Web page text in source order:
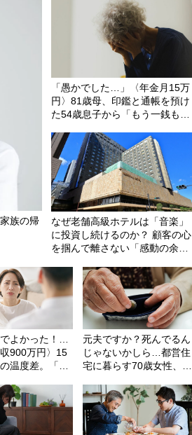
族の帰
「愚かでした…」〈年金月15万
円〉81歳母、印鑑と通帳を預け
た54歳息子から「もう一銭もな
なぜ老舗高級ホテルは「音楽」
に投資し続けるのか？ 顧客の心
を掴んで離さない「感動の余
よかった！…
収900万円〉15
温度差。「加
、50歳パート
ワケ【社労士
】
元夫ですか？死んでるん
じゃないかしら…都営住
宅に暮らす70歳女性、
底する倹約生活。息子か
らの小遣いも孫のお年玉
にあて、コツコツ貯めた
「驚きの貯蓄額」